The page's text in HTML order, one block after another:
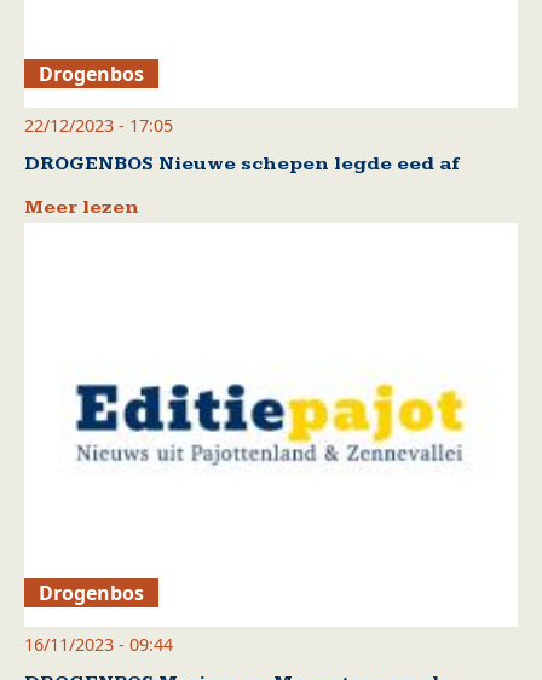
Drogenbos
22/12/2023 - 17:05
DROGENBOS Nieuwe schepen legde eed af
Meer lezen
Drogenbos
16/11/2023 - 09:44